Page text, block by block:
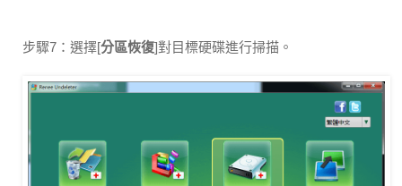
步驟7：選擇[分區恢復]對目標硬碟進行掃描。